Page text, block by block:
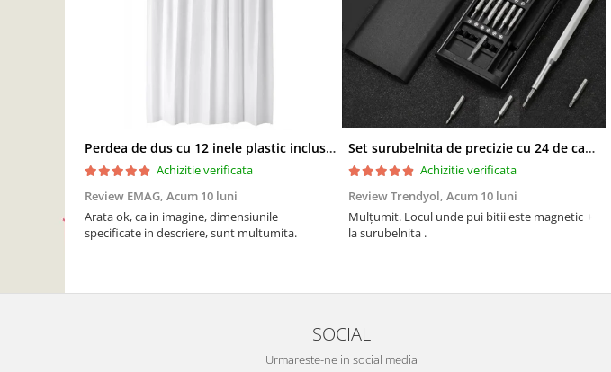
Perdea de dus cu 12 inele plastic incluse, 200x180 cm, alba
Achizitie verificata
Review EMAG, Acum 10 luni
Arata ok, ca in imagine, dimensiunile
specificate in descriere, sunt multumita.
Set surubelnita de precizie cu 24 de capete, cutie glisanta
Achizitie verificata
Review Trendyol, Acum 10 luni
Mulțumit. Locul unde pui bitii este magnetic +
la surubelnita .
SOCIAL
Urmareste-ne in social media